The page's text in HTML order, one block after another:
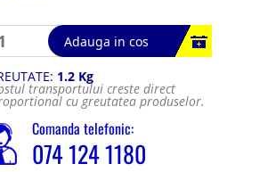
Adauga in cos
1.2 Kg
transportului creste direct
cu greutatea produselor.
Comanda telefonic:
074 124 1180